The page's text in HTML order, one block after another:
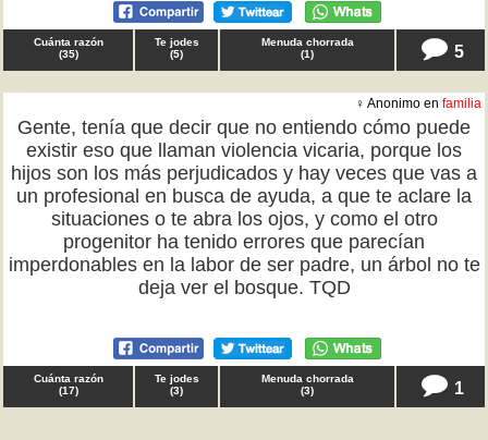
Cuánta razón
(35)
Te jodes
(5)
Menuda chorrada
(1) 5
♀ Anonimo en familia
Gente, tenía que decir que no entiendo cómo puede
existir eso que llaman violencia vicaria, porque los
hijos son los más perjudicados y hay veces que vas a
un profesional en busca de ayuda, a que te aclare la
situaciones o te abra los ojos, y como el otro
progenitor ha tenido errores que parecían
imperdonables en la labor de ser padre, un árbol no te
deja ver el bosque. TQD
Cuánta razón
(17)
Te jodes
(3)
Menuda chorrada
(3) 1